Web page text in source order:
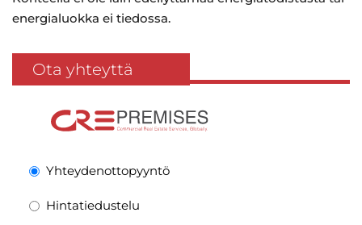
energialuokka ei tiedossa.
Ota yhteyttä
Yhteydenottopyyntö
Hintatiedustelu